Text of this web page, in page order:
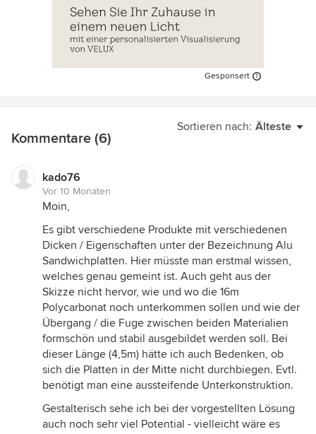
Gesponsert
Sortieren nach: Älteste
Kommentare (6)
kado76
Vor 10 Monaten
Moin,
Es gibt verschiedene Produkte mit verschiedenen
Dicken / Eigenschaften unter der Bezeichnung Alu
Sandwichplatten. Hier müsste man erstmal wissen,
welches genau gemeint ist. Auch geht aus der
Skizze nicht hervor, wie und wo die 16m
Polycarbonat noch unterkommen sollen und wie der
Übergang / die Fuge zwischen beiden Materialien
formschön und stabil ausgebildet werden soll. Bei
dieser Länge (4,5m) hätte ich auch Bedenken, ob
sich die Platten in der Mitte nicht durchbiegen. Evtl.
benötigt man eine aussteifende Unterkonstruktion.
Gestalterisch sehe ich bei der vorgestellten Lösung
auch noch sehr viel Potential - vielleicht wäre es